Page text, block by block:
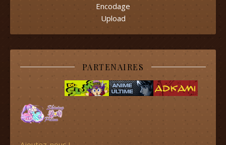
Encodage
Upload
PARTENAIRES